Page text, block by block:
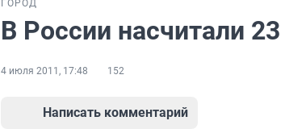
ГОРОД
В России насчитали
4 июля 2011, 17:48 152
Написать комментарий